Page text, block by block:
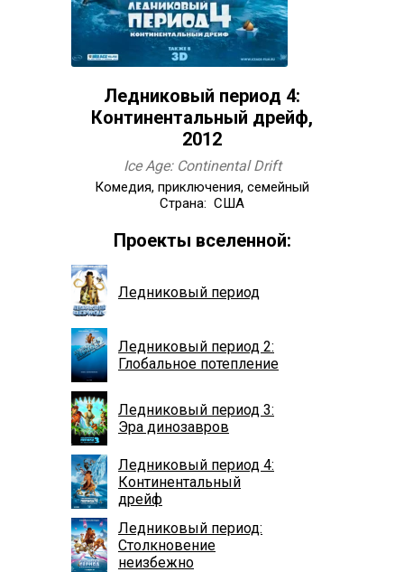
Ледниковый период 4:
Континентальный дрейф,
2012
Ice Age: Continental Drift
Комедия, приключения, семейный
Страна: США
Проекты вселенной:
Ледниковый период
Ледниковый период 2:
Глобальное потепление
Ледниковый период 3:
Эра динозавров
Ледниковый период 4:
Континентальный
дрейф
Ледниковый период:
Столкновение
неизбежно